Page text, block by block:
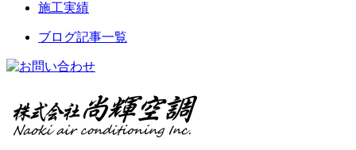
施工実績
ブログ記事一覧